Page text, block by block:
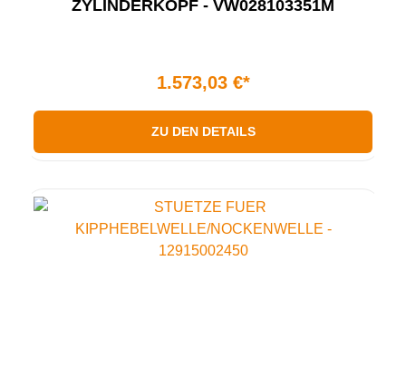
ZYLINDERKOPF - VW028103351M
1.573,03 €*
ZU DEN DETAILS